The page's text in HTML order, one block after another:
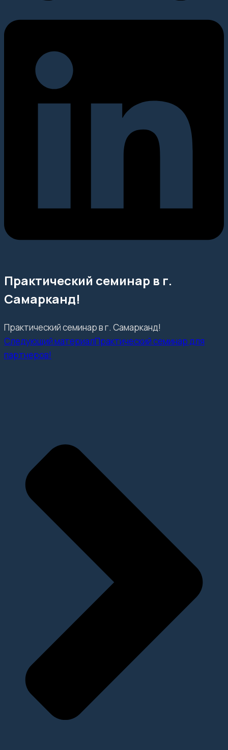
Практический семинар в г.
Самарканд!
Практический семинар в г. Самарканд!
Следующий материалПрактический семинар для
партнеров!